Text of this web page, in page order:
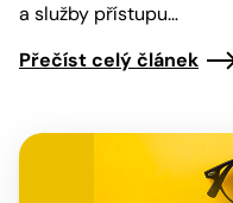
a služby přístupu…
Přečíst celý článek